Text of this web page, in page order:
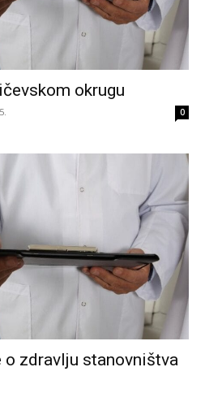
okrugu
0
zdravlju stanovništva